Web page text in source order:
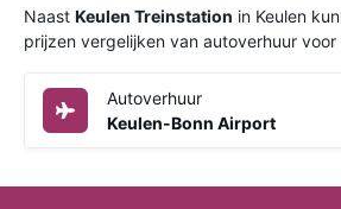
Naast Keulen Treinstation in Keulen
prijzen vergelijken van autoverhuur
Autoverhuur
Keulen-Bonn Airport